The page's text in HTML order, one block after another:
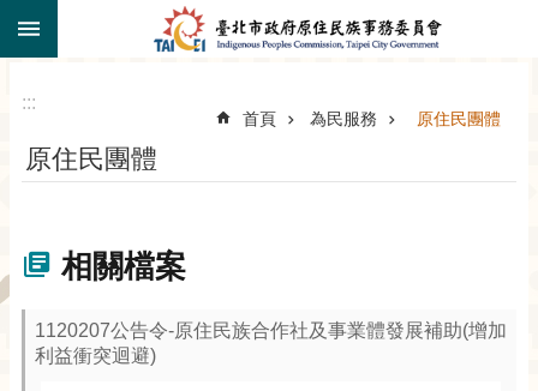
跳到主要內容區塊
:::
首頁 為民服務 原住民團體
原住民團體
相關檔案
1120207公告令-原住民族合作社及事業體發展補助(增加
利益衝突迴避)